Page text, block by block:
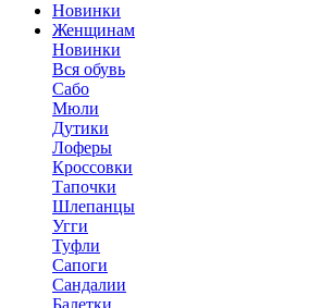
Новинки
Женщинам
Новинки
Вся обувь
Сабо
Мюли
Дутики
Лоферы
Кроссовки
Тапочки
Шлепанцы
Угги
Туфли
Сапоги
Сандалии
Балетки